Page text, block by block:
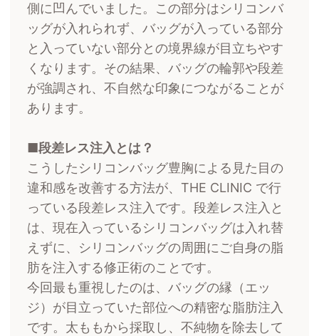
側に凹んでいました。この部分はシリコンバ
ッグが入れられず、バッグが入っている部分
と入っていない部分との境界線が目立ちやす
くなります。その結果、バッグの輪郭や段差
が強調され、不自然な印象につながることが
あります。
■段差レス注入とは？
こうしたシリコンバッグ豊胸による見た目の
違和感を改善する方法が、THE CLINIC で行
っている段差レス注入です。段差レス注入と
は、現在入っているシリコンバッグは入れ替
えずに、シリコンバッグの周囲にご自身の脂
肪を注入する修正術のことです。
今回最も重視したのは、バッグの縁（エッ
ジ）が目立っていた部位への精密な脂肪注入
です。太ももから採取し、不純物を除去して